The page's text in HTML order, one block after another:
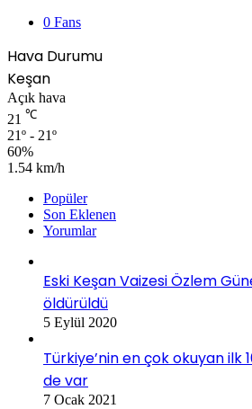
0 Fans
Hava Durumu
Keşan
Açık hava
21 ℃
21º - 21º
60%
1.54 km/h
Popüler
Son Eklenen
Yorumlar
Eski Keşan Vaizesi Özlem
öldürüldü
5 Eylül 2020
Türkiye’nin en çok okuyan ilk
de var
7 Ocak 2021